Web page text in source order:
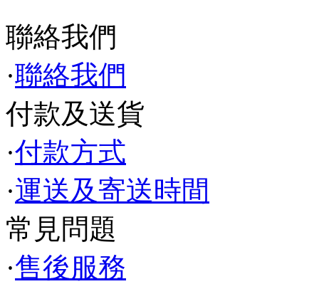
聯絡我們
·聯絡我們
付款及送貨
·付款方式
·運送及寄送時間
常見問題
·售後服務